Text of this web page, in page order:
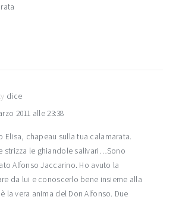
dice
2011 alle 23:38
Elisa, chapeau sulla tua calamarata.
strizza le ghiandole salivari…Sono
Alfonso Jaccarino. Ho avuto la
da lui e conoscerlo bene insieme alla
la vera anima del Don Alfonso. Due